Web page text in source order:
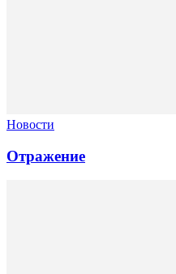
Новости
Отражение